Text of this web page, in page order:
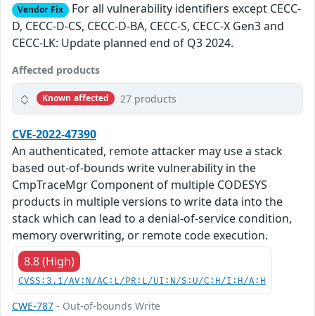
Vendor Fix For all vulnerability identifiers except CECC-
D, CECC-D-CS, CECC-D-BA, CECC-S, CECC-X Gen3 and
CECC-LK: Update planned end of Q3 2024.
Affected products
Known affected 27 products
CVE-2022-47390
An authenticated, remote attacker may use a stack
based out-of-bounds write vulnerability in the
CmpTraceMgr Component of multiple CODESYS
products in multiple versions to write data into the
stack which can lead to a denial-of-service condition,
memory overwriting, or remote code execution.
8.8 (High)
CVSS:3.1/AV:N/AC:L/PR:L/UI:N/S:U/C:H/I:H/A:H
CWE-787 - Out-of-bounds Write